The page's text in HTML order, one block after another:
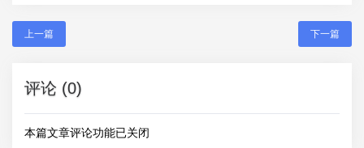
上一篇 下一篇
评论 (0)
本篇文章评论功能已关闭